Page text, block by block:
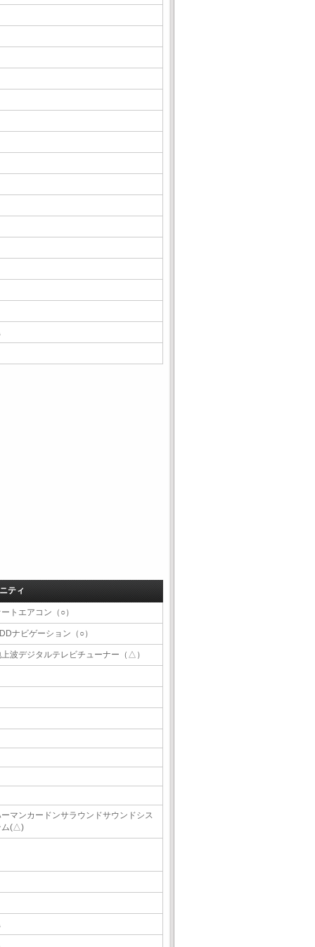
ティ
ートエアコン（○）
ナビゲーション（○）
波デジタルテレビチューナー（△）
マンカードンサラウンドサウンドシス
ム(△)